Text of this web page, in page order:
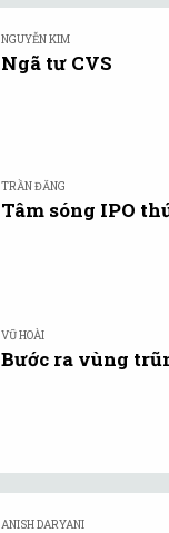
NGUYỄN KIM
Ngã tư CVS
TRẦN ĐĂNG
Tâm sóng IPO
VŨ HOÀI
Bước ra vùng
ANISH DARYANI